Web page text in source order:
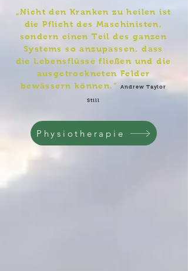
„Nicht den Kranken zu heilen ist
die Pflicht des Maschinisten,
sondern einen Teil des ganzen
Systems so anzupassen, dass
die Lebensflüsse fließen und die
ausgetrockneten Felder
bewässern können.“Andrew Taylor
Still
Physiotherapie